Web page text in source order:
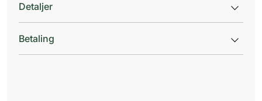
Detaljer
Betaling